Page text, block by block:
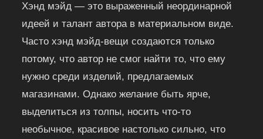
Хэнд мэйд — это выраженный неординарной
идеей и талант автора в материальном виде.
Часто хэнд мэйд-вещи создаются только
потому, что автор не смог найти то, что ему
нужно среди изделий, предлагаемых
магазинами. Однако желание быть ярче,
выделиться из толпы, носить что-то
необычное, красивое настолько сильно, что